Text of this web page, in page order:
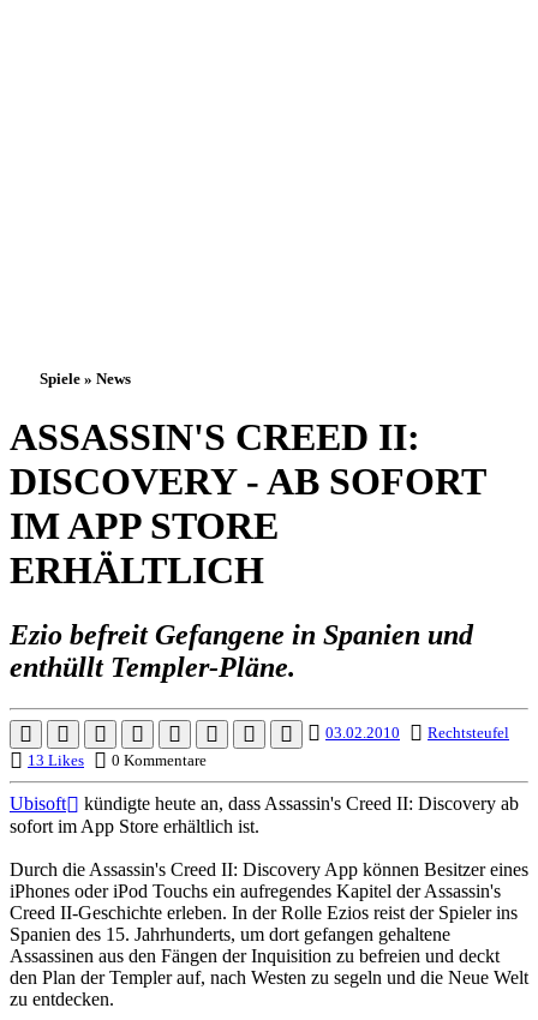
Spiele » News
ASSASSIN'S CREED II:
DISCOVERY - AB SOFORT
IM APP STORE
ERHÄLTLICH
Ezio befreit Gefangene in Spanien und
enthüllt Templer-Pläne.
03.02.2010
Rechtsteufel
13 Likes
0 Kommentare
Ubisoft
kündigte heute an, dass Assassin's Creed II: Discovery ab
sofort im App Store erhältlich ist.
Durch die Assassin's Creed II: Discovery App können Besitzer eines
iPhones oder iPod Touchs ein aufregendes Kapitel der Assassin's
Creed II-Geschichte erleben. In der Rolle Ezios reist der Spieler ins
Spanien des 15. Jahrhunderts, um dort gefangen gehaltene
Assassinen aus den Fängen der Inquisition zu befreien und deckt
den Plan der Templer auf, nach Westen zu segeln und die Neue Welt
zu entdecken.